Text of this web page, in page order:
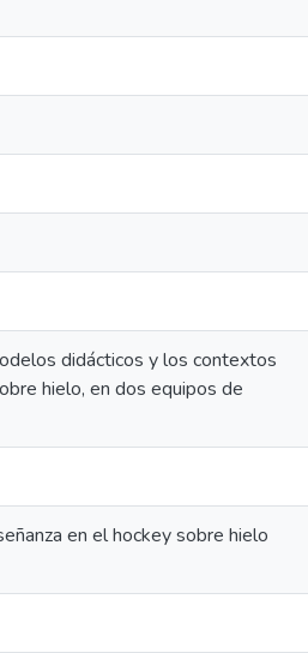
didácticos y los contextos
hielo, en dos equipos de
en el hockey sobre hielo